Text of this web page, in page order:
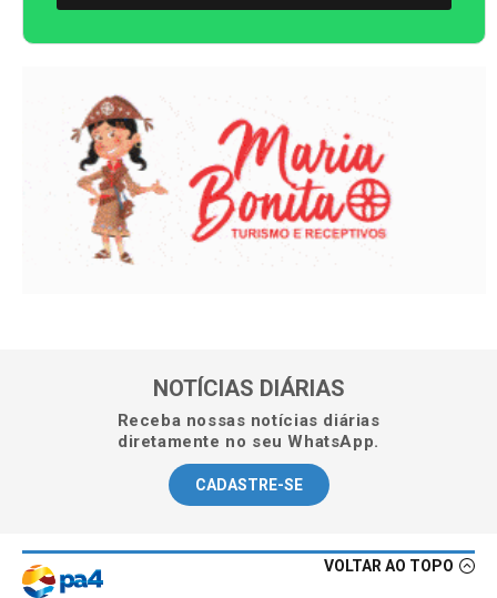
NOTÍCIAS DIÁRIAS
Receba nossas notícias diárias
diretamente no seu WhatsApp.
CADASTRE-SE
VOLTAR AO TOPO